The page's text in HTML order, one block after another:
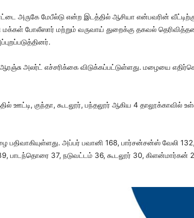
அருகே மேபீல்டு என்ற இடத்தில் ஆசியா என்பவரின்
மக்கள் போலீஸார் மற்றும் வருவாய் துறைக்கு தகவல்
அலர்ட் எச்சரிக்கை விடுக்கப்பட்டுள்ளது. மழையை
ஊட்டி, குந்தா, கூடலூர், பந்தலூர் ஆகிய 4 தாலூக்காவில்
அப்பர் பவானி 168, பார்சன்சன்ஸ் வேலி
பாடந்தொரை 37, நடுவட்டம் 36, கூடலூர் 30, கிளன்மார்கன்